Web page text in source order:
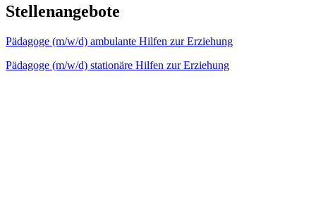
Stellenangebote
Pädagoge (m/w/d) ambulante Hilfen zur Erziehung
Pädagoge (m/w/d) stationäre Hilfen zur Erziehung